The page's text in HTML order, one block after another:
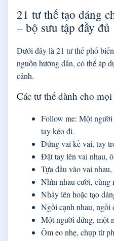
21 tư thế tạo dáng
– bộ sưu tập đầy đủ
Dưới đây là 21 tư thế phổ
nguồn hướng dẫn, có thể áp
cảnh.
Các tư thế dành cho
Follow me: Một
tay kéo đi.
Đứng vai kề vai, tay
Đặt tay lên vai nhau,
Tựa đầu vào vai
Nhìn nhau cười, cùng
Nhảy lên hoặc tạo
Ngồi cạnh nhau, ngồi
Một người đứng, một
Ôm eo nhẹ, chụp từ